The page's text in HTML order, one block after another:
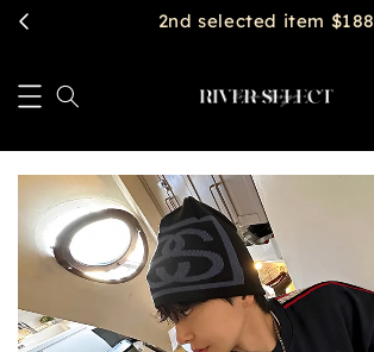
$2888 get free shipping